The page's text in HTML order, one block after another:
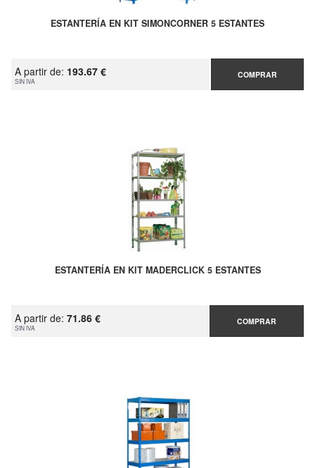
ESTANTERÍA EN KIT SIMONCORNER 5 ESTANTES
A partir de: 193.67 €
SIN IVA
COMPRAR
ESTANTERÍA EN KIT MADERCLICK 5 ESTANTES
A partir de: 71.86 €
SIN IVA
COMPRAR